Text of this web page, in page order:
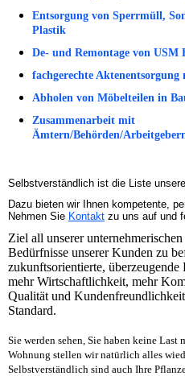
Entsorgung von Sperrmüll,
Plastik
De- und Remontage von USM
fachgerechte Aktenentsorgung
Abholen von Möbelteilen in
Zusammenarbeit mit
Ämtern/Behörden/
Selbstverständlich ist die Liste
Dazu bieten wir Ihnen kompetente,
Nehmen Sie Kontakt zu uns auf und
Ziel all unserer
Bedürfnisse unserer Kunden zu
zukunftsorientierte,
mehr Wirtschaftlichkeit, mehr
Qualität und
Standard.
Sie werden sehen, Sie haben keine
Wohnung stellen wir natürlich alles
Selbstverständlich sind auch Ihre